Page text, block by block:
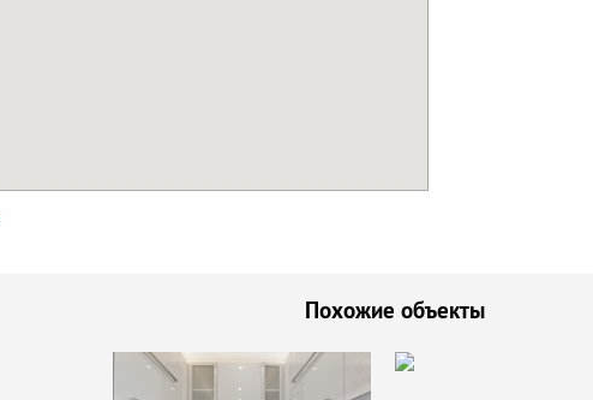
Похожие объекты